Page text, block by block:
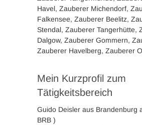
Havel, Zauberer Michendorf,
Falkensee, Zauberer Beelitz,
Stendal, Zauberer Tangerhütte,
Dalgow, Zauberer Gommern,
Zauberer Havelberg, Zauberer
Mein Kurzprofil zum
Tätigkeitsbereich
Guido Deisler aus Brandenburg
BRB )